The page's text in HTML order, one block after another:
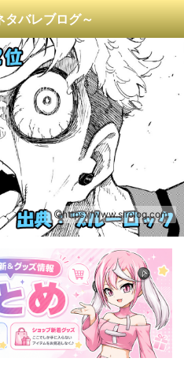
タバレブログ～
https://www.sirolog.com